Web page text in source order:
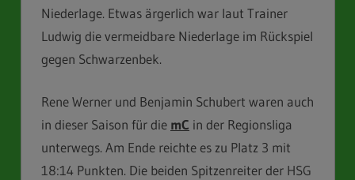
Niederlage. Etwas ärgerlich war laut Trainer
Ludwig die vermeidbare Niederlage im Rückspiel
gegen Schwarzenbek.
Rene Werner und Benjamin Schubert waren auch
in dieser Saison für die mC in der Regionsliga
unterwegs. Am Ende reichte es zu Platz 3 mit
18:14 Punkten. Die beiden Spitzenreiter der HSG